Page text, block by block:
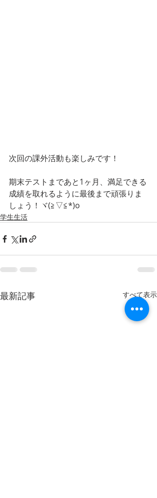
次回の課外活動も楽しみです！
期末テストまであと1ヶ月、満足できる
成績を取れるように最後まで頑張りま
しょう！ヾ(≧▽≦*)o
学生生活
最新記事 すべて表示